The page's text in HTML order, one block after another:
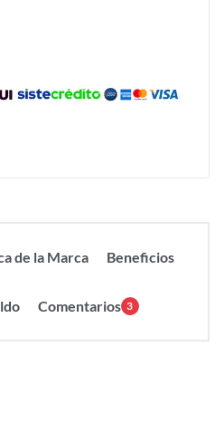
de la Marca Beneficios
Comentarios 3